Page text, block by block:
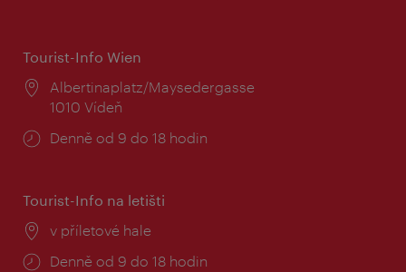
Tourist-Info Wien
Místo:
Albertinaplatz/Maysedergasse
1010 Vídeň
Provozní
Denně od 9 do 18 hodin
Tourist-Info na letišti
Místo:
v příletové hale
Provozní
Denně od 9 do 18 hodin